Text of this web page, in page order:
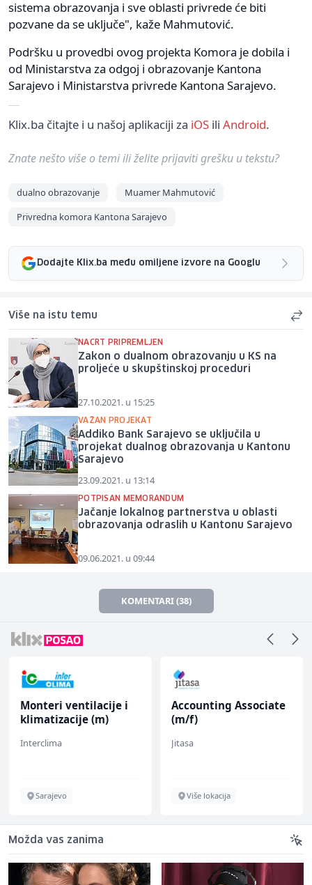
sistema obrazovanja i sve oblasti privrede će biti
pozvane da se uključe", kaže Mahmutović.
Podršku u provedbi ovog projekta Komora je dobila i
od Ministarstva za odgoj i obrazovanje Kantona
Sarajevo i Ministarstva privrede Kantona Sarajevo.
Klix.ba čitajte i u našoj aplikaciji za iOS ili Android.
Znate nešto više o temi ili želite prijaviti grešku u tekstu?
dualno obrazovanje
Muamer Mahmutović
Privredna komora Kantona Sarajevo
Dodajte Klix.ba među omiljene izvore na Googlu
Više na istu temu
NACRT PRIPREMLJEN
Zakon o dualnom obrazovanju u KS na
proljeće u skupštinskoj proceduri
27.10.2021. u 15:25
VAŽAN PROJEKAT
Addiko Bank Sarajevo se uključila u
projekat dualnog obrazovanja u Kantonu
Sarajevo
23.09.2021. u 13:14
POTPISAN MEMORANDUM
Jačanje lokalnog partnerstva u oblasti
obrazovanja odraslih u Kantonu Sarajevo
09.06.2021. u 09:44
KOMENTARI (38)
Monteri ventilacije i
klimatizacije (m)
Interclima
Sarajevo
Accounting Associate
(m/f)
Jitasa
Više lokacija
Možda vas zanima